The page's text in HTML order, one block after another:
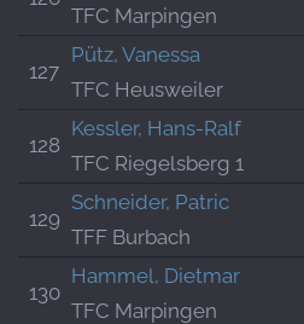
TFC Marpingen
127
Pütz, Vanessa
TFC Heusweiler
128
Kessler, Hans-Ralf
TFC Riegelsberg 1
129
Schneider, Patric
TFF Burbach
130
Hammel, Dietmar
TFC Marpingen